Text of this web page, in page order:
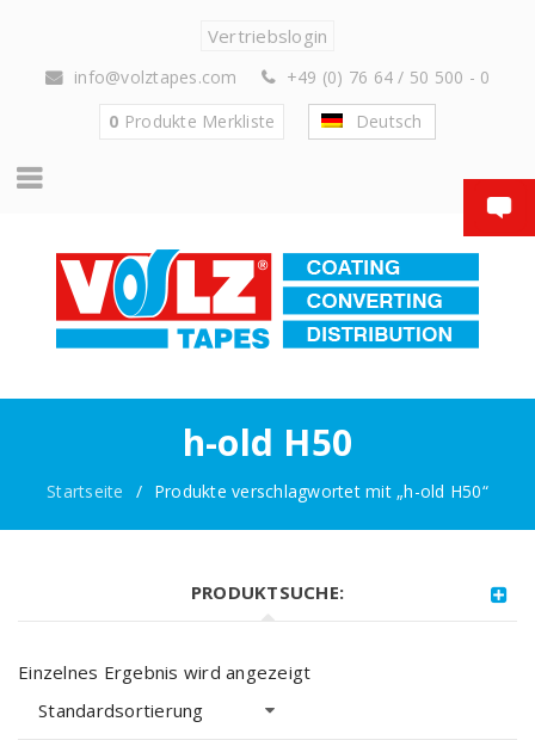
Vertriebslogin
info@volztapes.com
+49 (0) 76 64 / 50 500 - 0
0 Produkte Merkliste Deutsch
h-old H50
Startseite / Produkte verschlagwortet mit „h-old H50“
PRODUKTSUCHE:
Einzelnes Ergebnis wird angezeigt
Standardsortierung